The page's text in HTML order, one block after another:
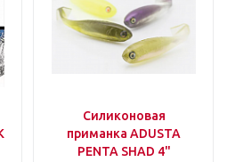
Силиконовая
приманка ADUSTA
PENTA SHAD 4"